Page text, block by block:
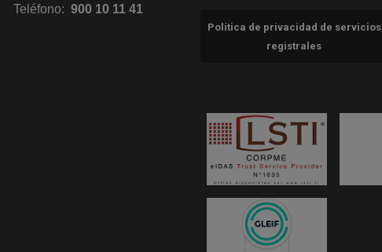
Teléfono:900 10 11 41
Política de privacidad de servicios
registrales